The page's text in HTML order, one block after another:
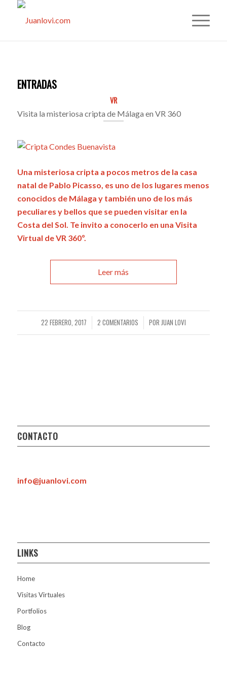
ENTRADAS
VR
Visita la misteriosa cripta de Málaga en VR 360
Una misteriosa cripta a pocos metros de la casa
natal de Pablo Picasso, es uno de los lugares menos
conocidos de Málaga y también uno de los más
peculiares y bellos que se pueden visitar en la
Costa del Sol. Te invito a conocerlo en una Visita
Virtual de VR 360º.
Leer más
22 FEBRERO, 2017
/ 2 COMENTARIOS
/ POR JUAN LOVI
CONTACTO
info@juanlovi.com
LINKS
Home
Visitas Virtuales
Portfolios
Blog
Contacto